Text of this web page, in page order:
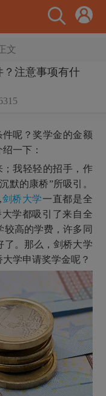
文
注意事项有什
件呢？奖学金的金额
一下：
我轻轻的招手，作
默的康桥”所吸引。
剑桥大学一直都是全
学都吸引了来自全
高的学费，许多同
了。那么，剑桥大学
学申请奖学金呢？